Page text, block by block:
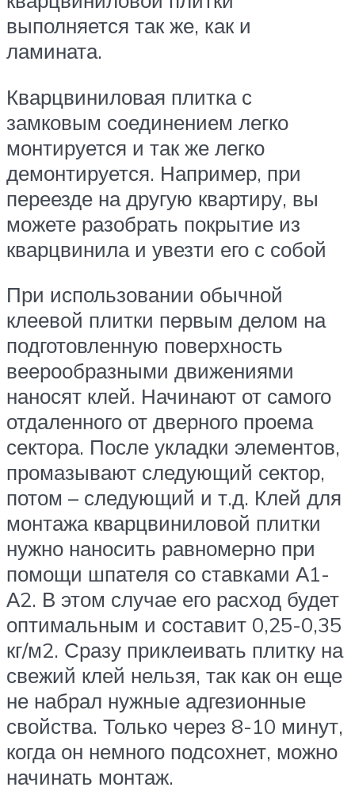
выполняется так же, как и
ламината.
Кварцвиниловая плитка с
замковым соединением легко
монтируется и так же легко
демонтируется. Например, при
переезде на другую квартиру, вы
можете разобрать покрытие из
кварцвинила и увезти его с собой
При использовании обычной
клеевой плитки первым делом на
подготовленную поверхность
веерообразными движениями
наносят клей. Начинают от самого
отдаленного от дверного проема
сектора. После укладки элементов,
промазывают следующий сектор,
потом – следующий и т.д. Клей для
монтажа кварцвиниловой плитки
нужно наносить равномерно при
помощи шпателя со ставками А1-
А2. В этом случае его расход будет
оптимальным и составит 0,25-0,35
кг/м2. Сразу приклеивать плитку на
свежий клей нельзя, так как он еще
не набрал нужные адгезионные
свойства. Только через 8-10 минут,
когда он немного подсохнет, можно
начинать монтаж.